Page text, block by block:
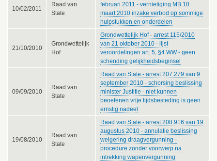
10/02/2011
Raad van
State
februari 2011 - vernietiging MB 10
maart 2010 inzake verbod op sommige
hulpstukken en onderdelen
21/10/2010
Grondwettelijk
Hof
Grondwettelijk Hof - arrest 115/2010
van 21 oktober 2010 - lijst
veroordelingen art. 5, §4 WW - geen
schending gelijkheidsbeginsel
09/09/2010
Raad van
State
Raad van State - arrest 207.279 van 9
september 2010 - schorsing beslissing
minister Justitie - niet kunnen
beoefenen vrije tijdsbesteding is geen
ernstig nadeel
19/08/2010
Raad van
State
Raad van State - arrest 208.916 van 19
augustus 2010 - annulatie beslissing
weigering draagvergunning -
procedure zonder voorwerp na
intrekking wapenvergunning